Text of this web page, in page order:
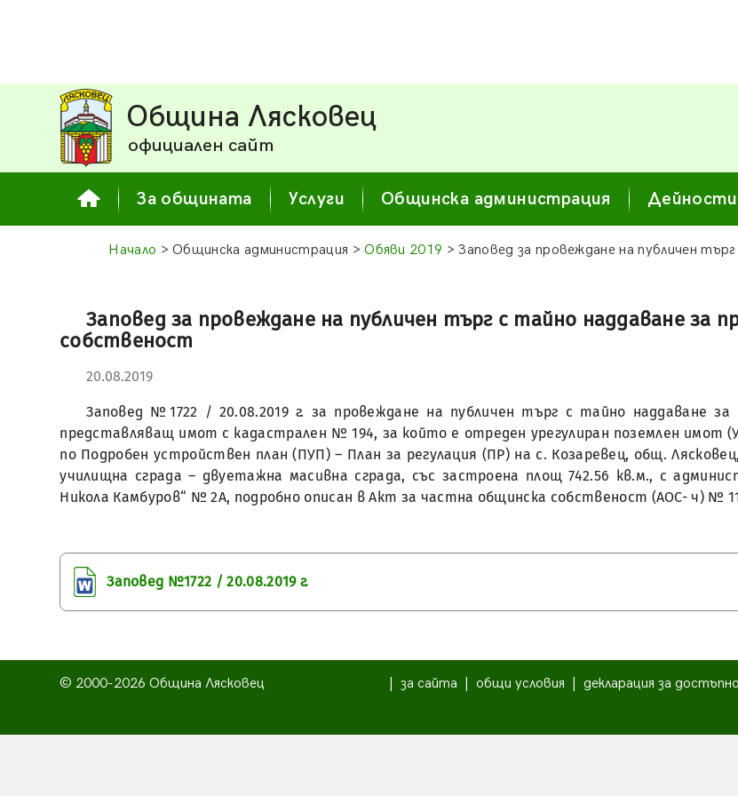
Община Лясковец
официален сайт
За общината Услуги Общинска администрация Дейности
Начало > Общинска администрация >Обяви 2019 > Заповед за провеждане на публичен
Заповед за провеждане на публичен търг с тайно наддаване за
собственост
20.08.2019
Заповед №1722 / 20.08.2019 г. за провеждане на публичен търг с тайно наддаване
представляващ имот с кадастрален № 194, за който е отреден урегулиран поземлен имот
по Подробен устройствен план (ПУП) – План за регулация (ПР) на с. Козаревец, общ.
училищна сграда – двуетажна масивна сграда, със застроена площ 742.56 кв.м., с
Никола Камбуров“ № 2А, подробно описан в Акт за частна общинска собственост (АОС- ч) №
Заповед №1722 / 20.08.2019 г.
© 2000-2026 Община Лясковец за сайта общи условия декларация за